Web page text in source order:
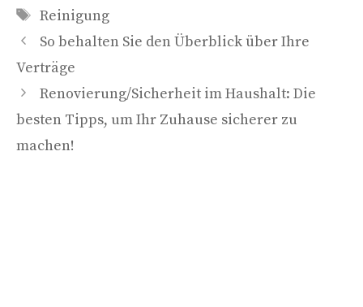
Schlagwörter
Reinigung
So behalten Sie den Überblick über Ihre
Verträge
Renovierung/Sicherheit im Haushalt: Die
besten Tipps, um Ihr Zuhause sicherer zu
machen!